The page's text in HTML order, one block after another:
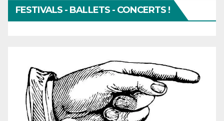
FESTIVALS - BALLETS - CONCERTS !